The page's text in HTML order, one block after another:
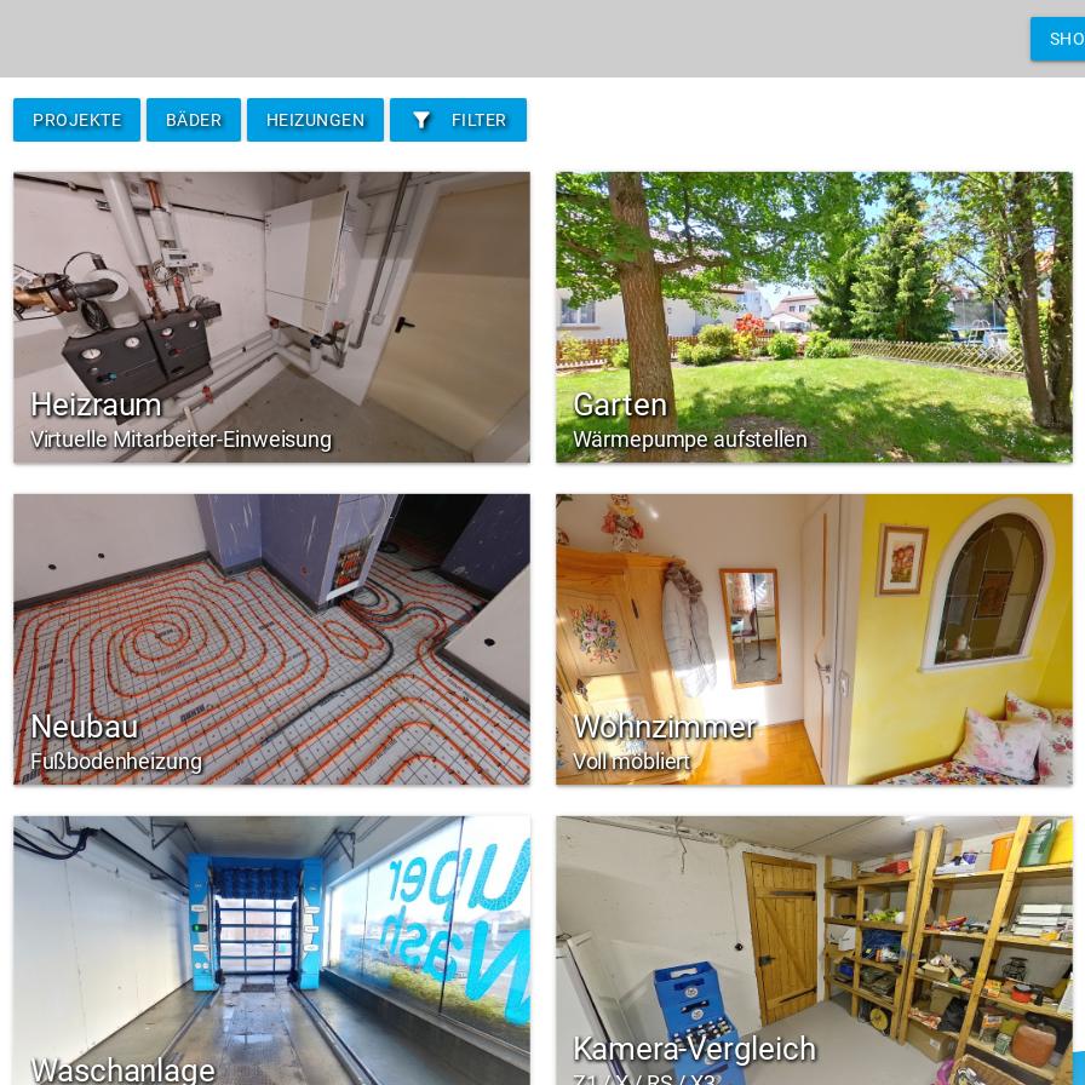
PROJEKTE BÄDER HEIZUNGEN filter_alt FILTER
Heizraum
Virtuelle Mitarbeiter-Einweisung
Garten
Wärmepumpe aufstellen
Neubau
Fußbodenheizung
Wohnzimmer
Voll möbliert
Waschanlage
Kamera-Vergleich